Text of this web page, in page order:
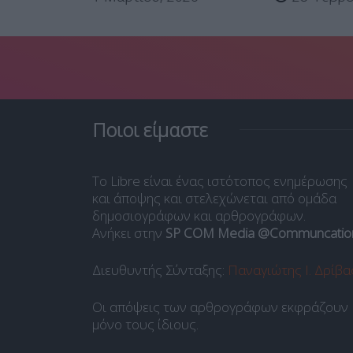
Ποιοι είμαστε
Το Libre είναι ένας ιστότοπος ενημέρωσης
και άποψης και στελεχώνεται από ομάδα
δημοσιογράφων και αρθρογράφων.
Ανήκει στην SP COM Media
Διευθυντής Σύνταξης: Παναγιώτης Ι.
Οι απόψεις των αρθρογράφων εκφράζουν
μόνο τους ίδιους.